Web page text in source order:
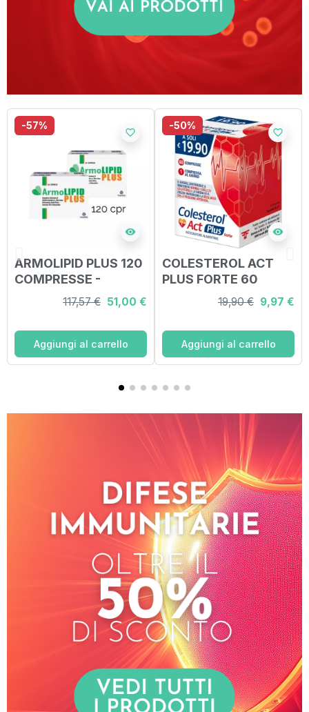
-57%
visibility
favorite_border
ARMOLIPID PLUS 120
COMPRESSE -
117,57 € 51,00 €
Aggiungi al carrello
-50%
visibility
favorite_border
COLESTEROL ACT
PLUS FORTE 60
COMPRESSE
19,90 € 9,97 €
Aggiungi al carrello